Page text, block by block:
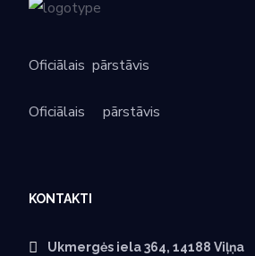
Oficiālais pārstāvis
Oficiālais pārstāvis
KONTAKTI
Ukmergės iela 364, 14188 Viļņa